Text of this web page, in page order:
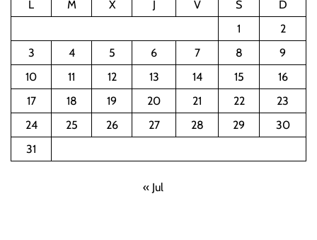
L
M X J V S
D
1
2
3
4 5 6 7 8
9
10
11 12 13 14 15
16
17
18 19 20 21 22
23
24
25 26 27 28 29
30
31
« Jul